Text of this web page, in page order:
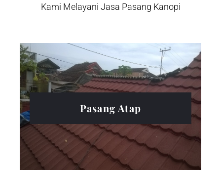
Kami Melayani Jasa Pasang Kanopi
Pasang Atap